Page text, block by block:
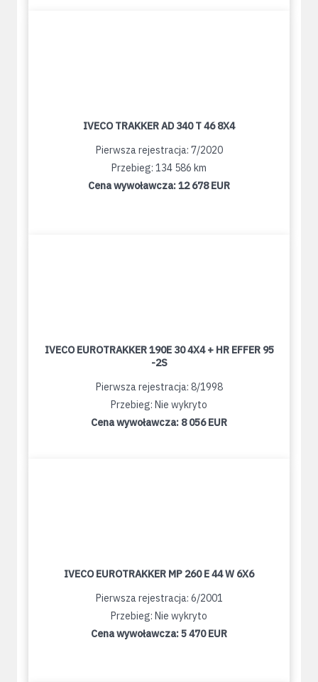
IVECO TRAKKER AD 340 T 46 8X4
Pierwsza rejestracja: 7/2020
Przebieg: 134 586 km
Cena wywoławcza:12 678 EUR
IVECO EUROTRAKKER 190E 30 4X4 + HR EFFER 95
-2S
Pierwsza rejestracja: 8/1998
Przebieg: Nie wykryto
Cena wywoławcza: 8 056 EUR
IVECO EUROTRAKKER MP 260 E 44 W 6X6
Pierwsza rejestracja: 6/2001
Przebieg: Nie wykryto
Cena wywoławcza:5 470 EUR